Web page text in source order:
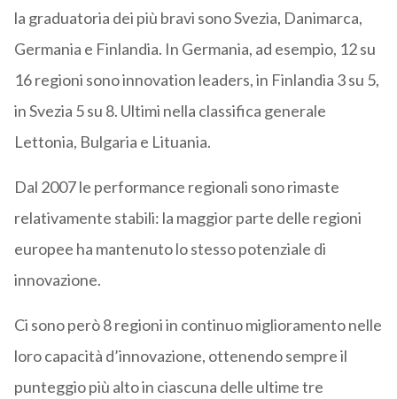
la graduatoria dei più bravi sono Svezia, Danimarca,
Germania e Finlandia. In Germania, ad esempio, 12 su
16 regioni sono innovation leaders, in Finlandia 3 su 5,
in Svezia 5 su 8. Ultimi nella classifica generale
Lettonia, Bulgaria e Lituania.
Dal 2007 le performance regionali sono rimaste
relativamente stabili: la maggior parte delle regioni
europee ha mantenuto lo stesso potenziale di
innovazione.
Ci sono però 8 regioni in continuo miglioramento nelle
loro capacità d’innovazione, ottenendo sempre il
punteggio più alto in ciascuna delle ultime tre